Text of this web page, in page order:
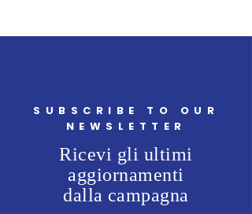
SUBSCRIBE TO OUR
NEWSLETTER
Ricevi gli ultimi
aggiornamenti
dalla campagna